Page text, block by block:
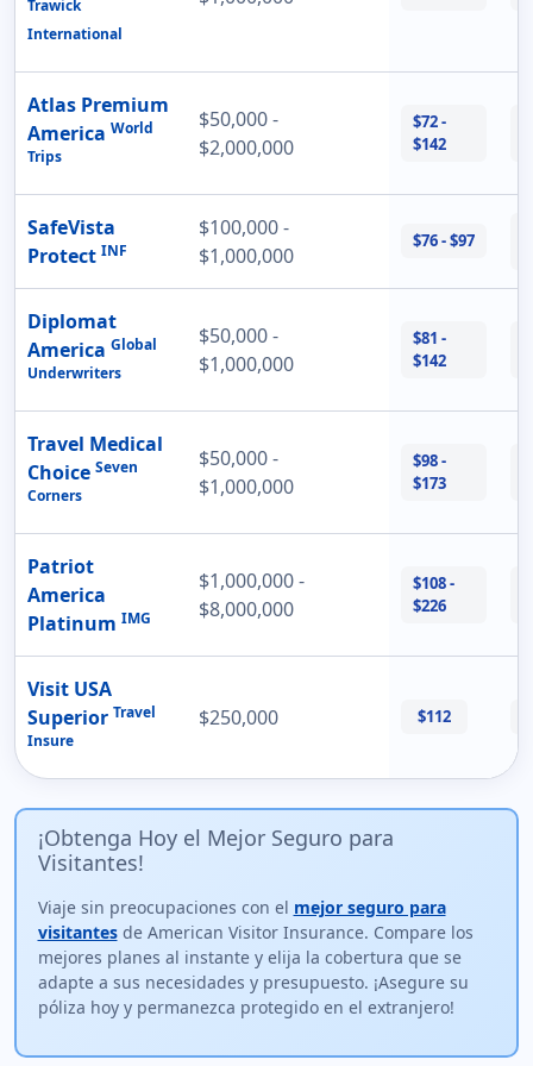
Trawick
International
Atlas Premium
America World
Trips
$50,000 -
$2,000,000
$72 -
$142
SafeVista
Protect INF
$100,000 -
$1,000,000
$76 - $97
Diplomat
America Global
Underwriters
$50,000 -
$1,000,000
$81 -
$142
Travel Medical
Choice Seven
Corners
$50,000 -
$1,000,000
$98 -
$173
Patriot
America
Platinum IMG
$1,000,000 -
$8,000,000
$108 -
$226
Visit USA
Superior Travel
Insure
$250,000 $112
¡Obtenga Hoy el Mejor Seguro para
Visitantes!
Viaje sin preocupaciones con el mejor seguro para
visitantesde American Visitor Insurance. Compare los
mejores planes al instante y elija la cobertura que se
adapte a sus necesidades y presupuesto. ¡Asegure su
póliza hoy y permanezca protegido en el extranjero!